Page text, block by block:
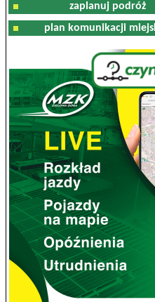
zaplanuj podróż
plan komunikacji